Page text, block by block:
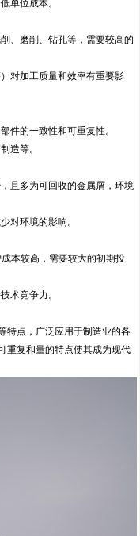
单位成本。
、磨削、钻孔等，需要较高的
对加工质量和效率有重要影
件的一致性和可重复性。
造等。
且多为可回收的金属屑，环境
对环境的影响。
本较高，需要较大的初期投
术竞争力。
特点，广泛应用于制造业的各
重复和量的特点使其成为现代